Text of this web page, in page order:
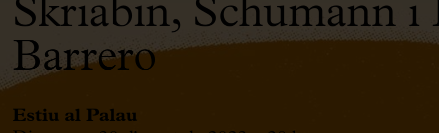
Skriabin, Schumann i
Barrero
Estiu al Palau